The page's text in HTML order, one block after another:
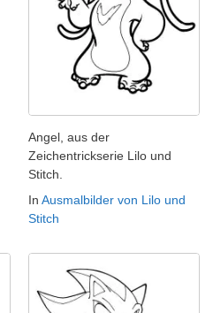
Angel, aus der
Zeichentrickserie Lilo und
Stitch.
In Ausmalbilder von Lilo und
Stitch